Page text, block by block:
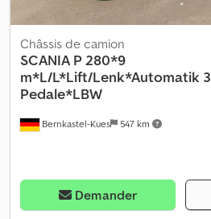
Bernkastel-Kues 547 km
Châssis de camion
SCANIA P 280*9
m*L/L*Lift/Lenk*Automatik 3
Pedale*LBW
Demander